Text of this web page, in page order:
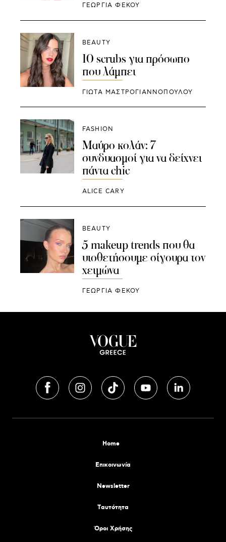
ΓΕΩΡΓΙΑ ΦΕΚΟΥ
BEAUTY
10 scrubs για πρόσωπο
που λάμπει
ΓΙΩΤΑ ΜΑΣΤΡΟΓΙΑΝΝΟΠΟΥΛΟΥ
FASHION
Μαύρο κολάν: 7
συνδυασμοί για να δείχνει
πάντα chic
ALICE CARY
BEAUTY
5 makeup trends που θα
υιοθετήσουμε σίγουρα τον
χειμώνα
ΓΕΩΡΓΙΑ ΦΕΚΟΥ
Home
Επικοινωνία
Newsletter
Tαυτότητα
Όροι Χρήσης